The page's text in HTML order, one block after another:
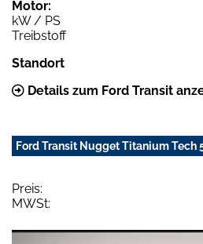
Motor:
kW / PS
Treibstoff
Standort
Details zum Ford Transit
Ford Transit Nugget Titanium Tech
Preis:
MWSt: